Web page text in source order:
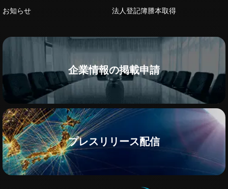
お知らせ 法人登記簿謄本取得
企業情報の掲載申請
プレスリリース配信